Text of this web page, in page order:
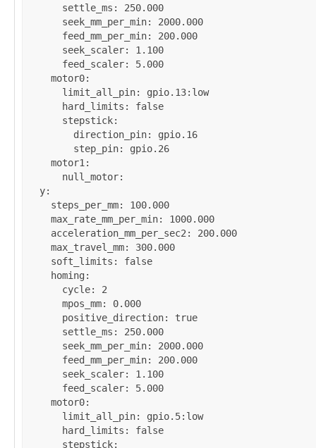
settle_ms : 250.000
seek_mm_per_min: 2000.000
feed_mm_per_min: 200.000
seek_scaler: 1.100
feed_scaler: 5.000
motor0:
limit_all_pin: gpio.13:low
hard_limits : false
stepstick:
direction_pin: gpio.16
step_pin: gpio.26
motor1 :
null_motor:
y:
steps_per_mm: 100.000
max_rate_mm_per_min: 1000.000
acceleration_mm_per_sec2 : 200.000
max_travel_mm: 300.000
soft_limits : false
homing :
cycle: 2
mpos_mm: 0.000
positive_direction: true
settle_ms : 250.000
seek_mm_per_min: 2000.000
feed_mm_per_min: 200.000
seek_scaler: 1.100
feed_scaler: 5.000
motor0:
limit_all_pin: gpio.5:low
hard_limits : false
stepstick: